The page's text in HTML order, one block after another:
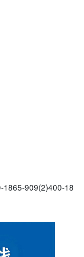
1865-909(2)400-18